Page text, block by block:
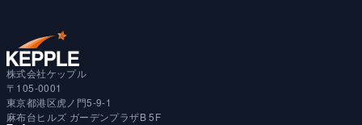
株式会社ケップル
〒105-0001
東京都港区虎ノ門5-9-1
麻布台ヒルズ ガーデンプラザB 5F